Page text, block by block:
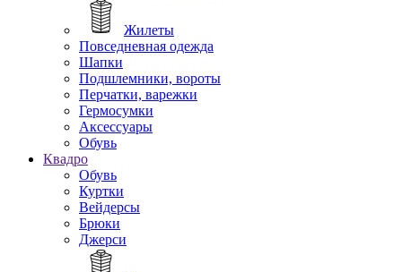
Жилеты
Повседневная одежда
Шапки
Подшлемники, вороты
Перчатки, варежки
Гермосумки
Аксессуары
Обувь
Квадро
Обувь
Куртки
Вейдерсы
Брюки
Джерси